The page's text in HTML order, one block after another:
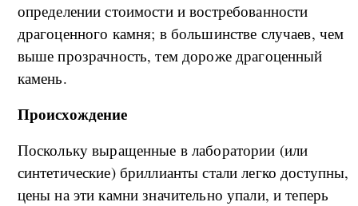
определении стоимости и востребованности
драгоценного камня; в большинстве случаев, чем
выше прозрачность, тем дороже драгоценный
камень.
Происхождение
Поскольку выращенные в лаборатории (или
синтетические) бриллианты стали легко доступны,
цены на эти камни значительно упали, и теперь